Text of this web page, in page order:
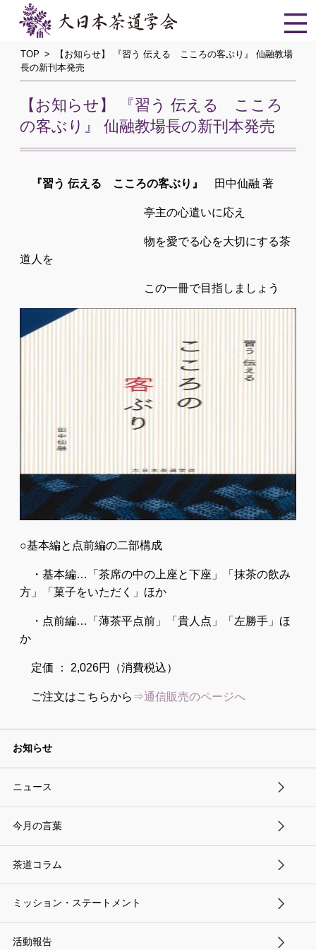
TOP
【お知らせ】 『習う 伝える こころの客ぶり』 仙融教場
長の新刊本発売
【お知らせ】 『習う 伝える こころ
の客ぶり』 仙融教場長の新刊本発売
『習う 伝える こころの客ぶり』 田中仙融 著
亭主の心遣いに応え
物を愛でる心を大切にする茶
道人を
この一冊で目指しましょう
○基本編と点前編の二部構成
・基本編…「茶席の中の上座と下座」「抹茶の飲み
方」「菓子をいただく」ほか
・点前編…「薄茶平点前」「貴人点」「左勝手」ほ
か
定価 ： 2,026円（消費税込）
ご注文はこちらから ⇒通信販売のページへ
お知らせ
ニュース
今月の言葉
茶道コラム
ミッション・ステートメント
活動報告